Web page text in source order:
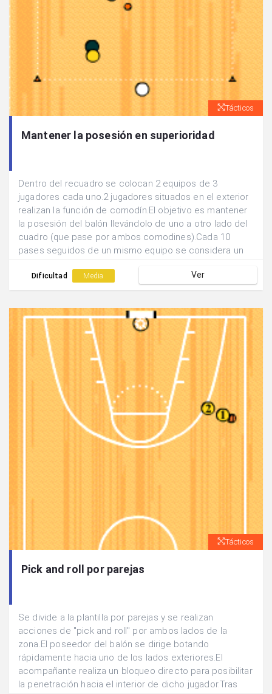
Tácticos
Mantener la posesión en superioridad
Dentro del recuadro se colocan 2 equipos de 3
jugadores cada uno.2 jugadores situados en el exterior
realizan la función de comodín.El objetivo es mantener
la posesión del balón llevándolo de uno a otro lado del
cuadro (que pase por ambos comodines).Cada 10
pases seguidos de un mismo equipo se considera un
Dificultad Media Ver
Tácticos
Pick and roll por parejas
Se divide a la plantilla por parejas y se realizan
acciones de "pick and roll" por ambos lados de la
zona.El poseedor del balón se dirige botando
rápidamente hacia uno de los lados exteriores.El
acompañante realiza un bloqueo directo para posibilitar
la penetración hacia el interior de dicho jugador.Tras